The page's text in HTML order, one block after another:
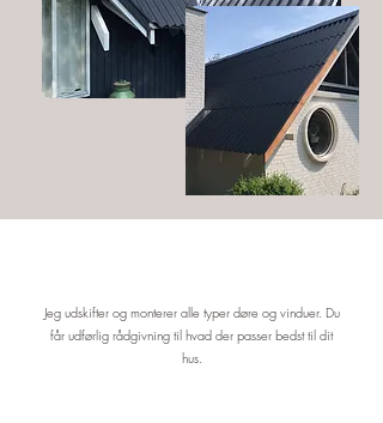
Jeg udskifter og monterer alle typer døre og vinduer. Du
får udførlig rådgivning til hvad der passer bedst til dit
hus.